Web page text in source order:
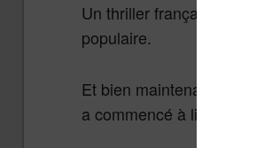
Un thriller français par son
populaire.
Et bien maintenant je le
a commencé à lire.